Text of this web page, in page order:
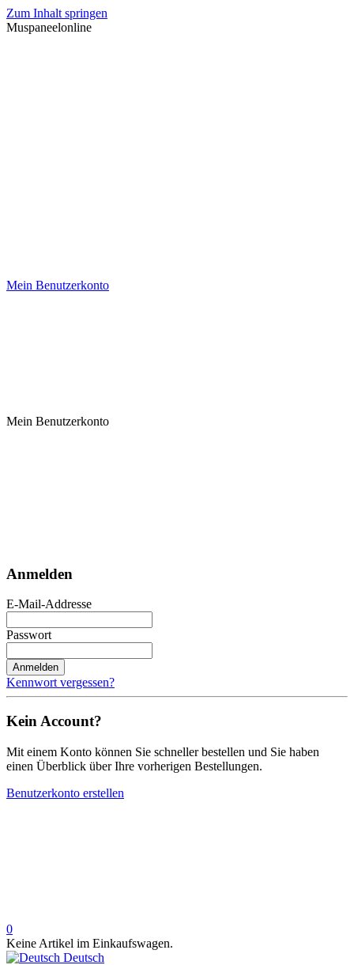
Zum Inhalt springen
Muspaneelonline
Mein Benutzerkonto
Mein Benutzerkonto
Anmelden
E-Mail-Addresse
Passwort
Anmelden
Kennwort vergessen?
Kein Account?
Mit einem Konto können Sie schneller bestellen und Sie haben
einen Überblick über Ihre vorherigen Bestellungen.
Benutzerkonto erstellen
0
Keine Artikel im Einkaufswagen.
Deutsch